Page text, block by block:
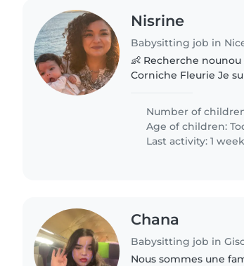
Nisrine
Babysitting job in
👶 Recherche
Corniche Fleurie Je
personne
Number of
Age of children:
Last activity: 1
Chana
Babysitting job in
Nous sommes une